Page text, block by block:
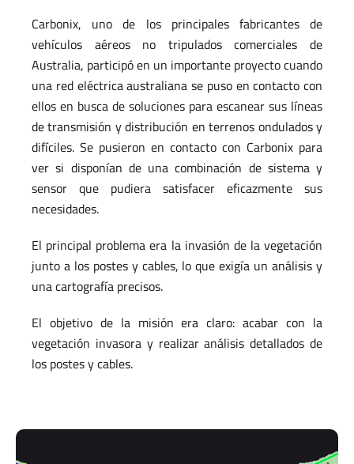
Carbonix, uno de los principales fabricantes de
vehículos aéreos no tripulados comerciales de
Australia, participó en un importante proyecto cuando
una red eléctrica australiana se puso en contacto con
ellos en busca de soluciones para escanear sus líneas
de transmisión y distribución en terrenos ondulados y
difíciles. Se pusieron en contacto con Carbonix para
ver si disponían de una combinación de sistema y
sensor que pudiera satisfacer eficazmente sus
necesidades.
El principal problema era la invasión de la vegetación
junto a los postes y cables, lo que exigía un análisis y
una cartografía precisos.
El objetivo de la misión era claro: acabar con la
vegetación invasora y realizar análisis detallados de
los postes y cables.
see our
Privacy Policy